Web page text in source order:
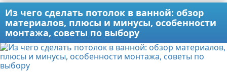
Из чего сделать потолок в ванной: обзор
материалов, плюсы и минусы, особенности
монтажа, советы по выбору